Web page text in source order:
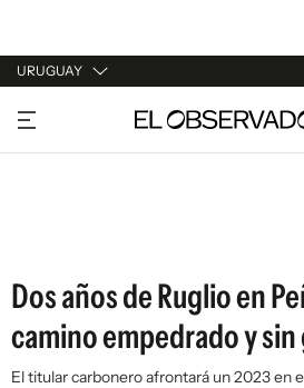
URUGUAY
URUGUAY
ARGENTINA
Dos años de Ruglio en
camino empedrado y sin
El titular carbonero afrontará un 2023 en